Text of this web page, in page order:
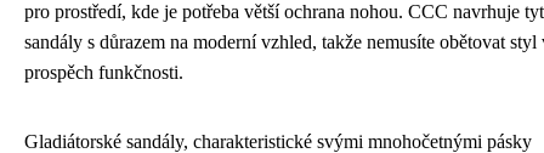
pro prostředí, kde je potřeba větší ochrana nohou. CCC navrhuje
sandály s důrazem na moderní vzhled, takže nemusíte obětovat styl
prospěch funkčnosti.
Gladiátorské sandály, charakteristické svými mnohočetnými pásky